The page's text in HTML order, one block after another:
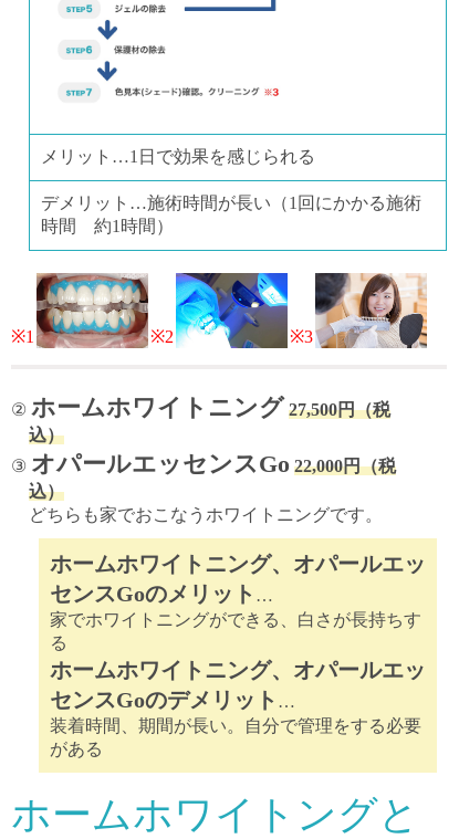
メリット…1日で効果を感じられる
デメリット…施術時間が長い（1回にかかる施術
時間 約1時間）
※1 ※2 ※3
② ホームホワイトニング 27,500円（税
込）
③ オパールエッセンスGo 22,000円（税
込）
どちらも家でおこなうホワイトニングです。
ホームホワイトニング、オパールエッ
センスGoのメリット …
家でホワイトニングができる、白さが長持ちす
る
ホームホワイトニング、オパールエッ
センスGoのデメリット …
装着時間、期間が長い。自分で管理をする必要
がある
ホームホワイトングと